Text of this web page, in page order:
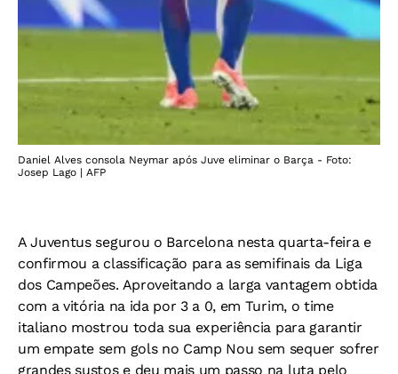
Daniel Alves consola Neymar após Juve eliminar o Barça - Foto:
Josep Lago | AFP
A Juventus segurou o Barcelona nesta quarta-feira e
confirmou a classificação para as semifinais da Liga
dos Campeões. Aproveitando a larga vantagem obtida
com a vitória na ida por 3 a 0, em Turim, o time
italiano mostrou toda sua experiência para garantir
um empate sem gols no Camp Nou sem sequer sofrer
grandes sustos e deu mais um passo na luta pelo